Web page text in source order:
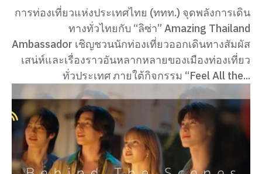
การท่องเที่ยวแห่งประเทศไทย (ททท.) จุดพลังการเดิน
ทางทั่วไทยกับ “ลิซ่า” Amazing Thailand
Ambassador เชิญชวนนักท่องเที่ยวออกเดินทางสัมผัส
เสน่ห์และเรื่องราวอันหลากหลายของเมืองท่องเที่ยว
ทั่วประเทศ ภายใต้กิจกรรม “Feel All the...